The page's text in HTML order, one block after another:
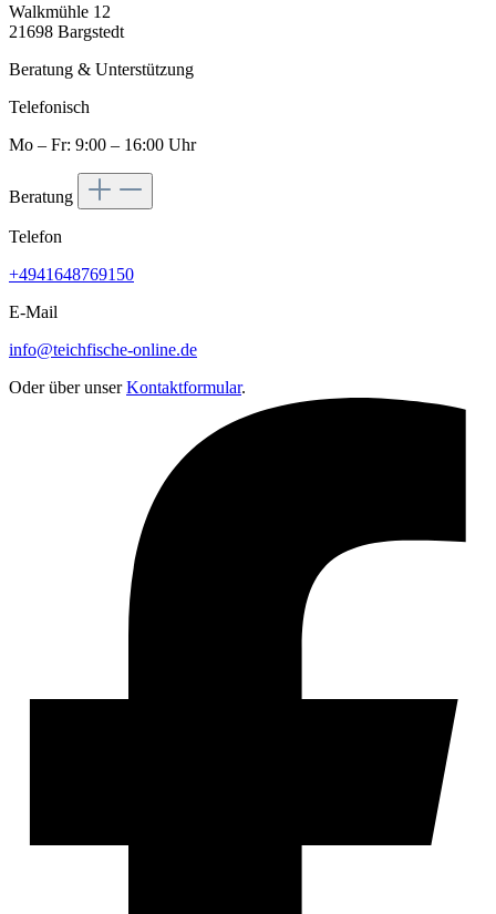
Walkmühle 12
21698 Bargstedt
Beratung & Unterstützung
Telefonisch
Mo – Fr: 9:00 – 16:00 Uhr
Beratung
Telefon
+4941648769150
E-Mail
info@teichfische-online.de
Oder über unserKontaktformular.